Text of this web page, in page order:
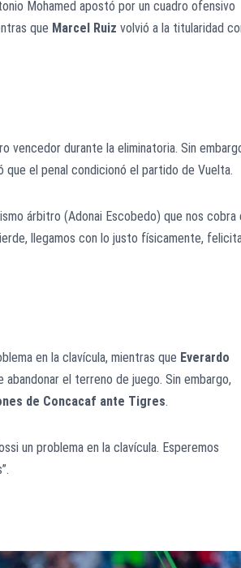
Mohamed apostó por un cuadro ofensivo
que Marcel Ruiz volvió a la titularidad
vencedor durante la eliminatoria. Sin
que el penal condicionó el partido de Vuelta.
árbitro (Adonai Escobedo) que nos cobra
llegamos con lo justo físicamente,
en la clavícula, mientras que Everardo
el terreno de juego. Sin embargo,
de Concacaf ante Tigres.
un problema en la clavícula. Esperemos